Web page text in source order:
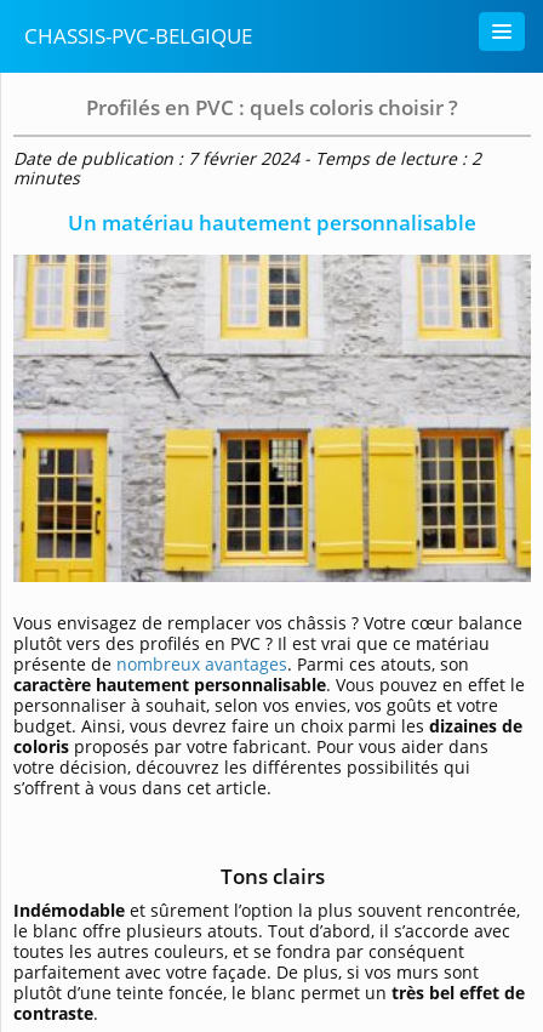
CHASSIS-PVC-BELGIQUE
Profilés en PVC : quels coloris choisir ?
Date de publication : 7 février 2024 - Temps de lecture : 2
minutes
Un matériau hautement personnalisable
Vous envisagez de remplacer vos châssis ? Votre cœur balance
plutôt vers des profilés en PVC ? Il est vrai que ce matériau
présente de nombreux avantages. Parmi ces atouts, son
caractère hautement personnalisable. Vous pouvez en effet le
personnaliser à souhait, selon vos envies, vos goûts et votre
budget. Ainsi, vous devrez faire un choix parmi les dizaines de
coloris proposés par votre fabricant. Pour vous aider dans
votre décision, découvrez les différentes possibilités qui
s’offrent à vous dans cet article.
Tons clairs
Indémodable et sûrement l’option la plus souvent rencontrée,
le blanc offre plusieurs atouts. Tout d’abord, il s’accorde avec
toutes les autres couleurs, et se fondra par conséquent
parfaitement avec votre façade. De plus, si vos murs sont
plutôt d’une teinte foncée, le blanc permet un très bel effet de
contraste.